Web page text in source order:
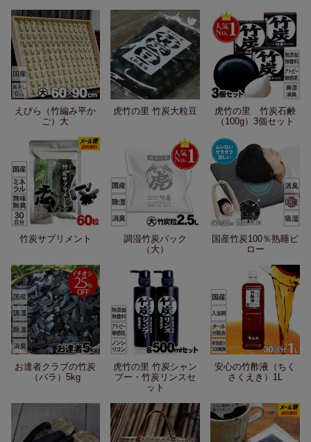
えびら（竹編み平か
ご）大
虎竹の里 竹炭大粒豆
虎竹の里 竹炭石鹸
（100g）3個セット
竹炭サプリメント
調湿竹炭パック
（大）
国産竹炭100％熟睡ピ
ロー
お達者クラブの竹炭
（バラ）5kg
虎竹の里 竹炭シャン
プー・竹炭リンスセ
ット
安心の竹酢液（ちく
さくえき）1L